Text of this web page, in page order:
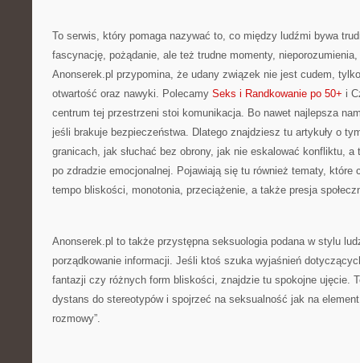
To serwis, który pomaga nazywać to, co między ludźmi bywa
fascynację, pożądanie, ale też trudne momenty,
Anonserek.pl przypomina, że udany związek nie jest cudem,
otwartość oraz nawyki. Polecamy Seks i Randkowanie po 50+ i
centrum tej przestrzeni stoi komunikacja. Bo nawet najlepsza
jeśli brakuje bezpieczeństwa. Dlatego znajdziesz tu artykuły o
granicach, jak słuchać bez obrony, jak nie eskalować konfliktu,
po zdradzie emocjonalnej. Pojawiają się tu również tematy, które
tempo bliskości, monotonia, przeciążenie, a także presja
Anonserek.pl to także przystępna seksuologia podana w stylu
porządkowanie informacji. Jeśli ktoś szuka wyjaśnień
fantazji czy różnych form bliskości, znajdzie tu spokojne ujęcie.
dystans do stereotypów i spojrzeć na seksualność jak na
rozmowy”.